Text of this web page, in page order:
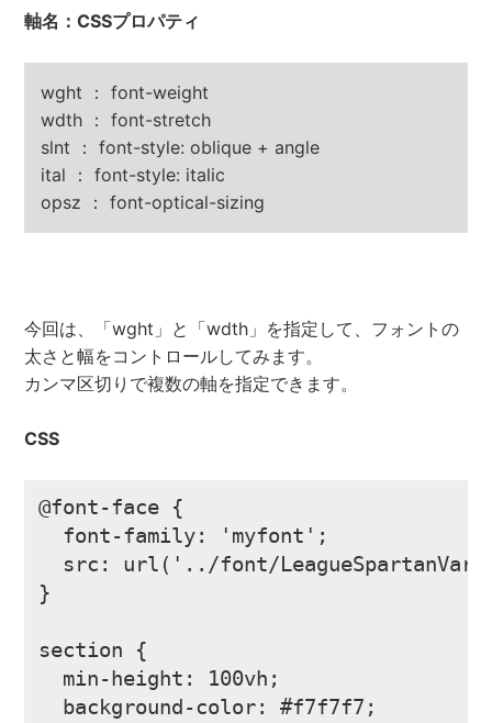
軸名：CSSプロパティ
wght ： font-weight
wdth ： font-stretch
slnt ： font-style: oblique + angle
ital ： font-style: italic
opsz ： font-optical-sizing
今回は、「wght」と「wdth」を指定して、フォントの
太さと幅をコントロールしてみます。
カンマ区切りで複数の軸を指定できます。
CSS
@font-face {
  font-family: 'myfont';
src: url('../font/
}
section {
  min-height: 100vh;
  background-color: #f7f7f7;